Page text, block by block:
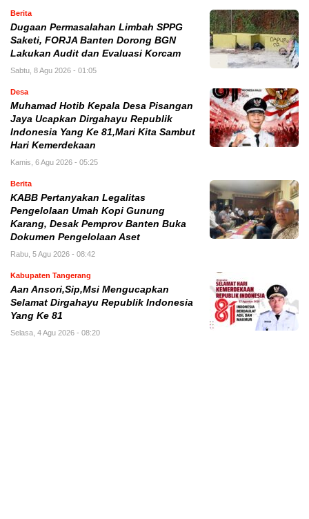
Berita
Dugaan Permasalahan Limbah SPPG
Saketi, FORJA Banten Dorong BGN
Lakukan Audit dan Evaluasi Korcam
Sabtu, 8 Agu 2026 - 01:05
Desa
Muhamad Hotib Kepala Desa Pisangan
Jaya Ucapkan Dirgahayu Republik
Indonesia Yang Ke 81,Mari Kita Sambut
Hari Kemerdekaan
Kamis, 6 Agu 2026 - 05:25
Berita
KABB Pertanyakan Legalitas
Pengelolaan Umah Kopi Gunung
Karang, Desak Pemprov Banten Buka
Dokumen Pengelolaan Aset
Rabu, 5 Agu 2026 - 08:42
Kabupaten Tangerang
Aan Ansori,Sip,Msi Mengucapkan
Selamat Dirgahayu Republik Indonesia
Yang Ke 81
Selasa, 4 Agu 2026 - 08:20